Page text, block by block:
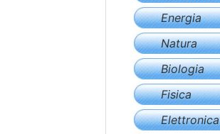
Energia
Natura
Biologia
Fisica
Elettronica